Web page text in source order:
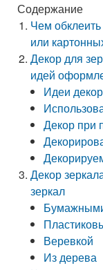
Содержание
Чем
или
Декор для
идей
Идеи
Декор при
Декор
зеркал
Веревкой
Из дерева